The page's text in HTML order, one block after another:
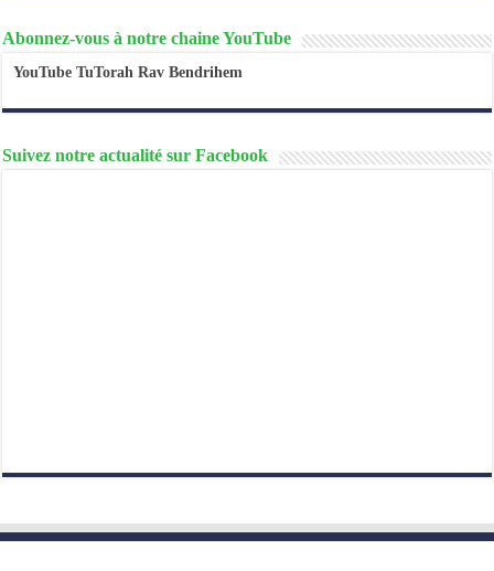
Abonnez-vous à notre chaine YouTube
YouTube TuTorah Rav Bendrihem
Suivez notre actualité sur Facebook